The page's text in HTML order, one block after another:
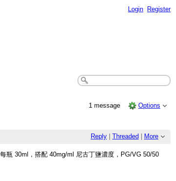
Login Register
1 message Options
Reply Threaded More
瓶 30ml，搭配 40mg/ml 尼古丁鹽濃度，PG/VG 50/50